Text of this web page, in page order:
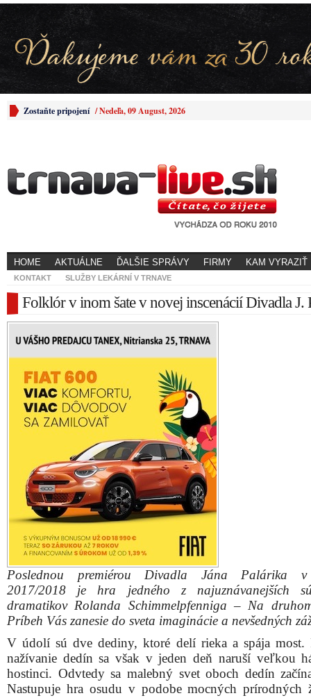
Zostaňte pripojení /Nedeľa, 09 August, 2026
HOME AKTUÁLNE ĎALŠIE SPRÁVY FIRMY KAM VYRAZIŤ
KONTAKT SLUŽBY LEKÁRNÍ V TRNAVE
Folklór v inom šate v novej inscenácií Divadla J.
Poslednou premiérou Divadla Jána Palárika v
2017/2018 je hra jedného z najuznávanejších
dramatikov Rolanda Schimmelpfenniga – Na
Príbeh Vás zanesie do sveta imaginácie a nevšedných
V údolí sú dve dediny, ktoré delí rieka a spája most.
nažívanie dedín sa však v jeden deň naruší veľkou
hostinci. Odvtedy sa malebný svet oboch dedín
Nastupuje hra osudu v podobe mocných prírodných